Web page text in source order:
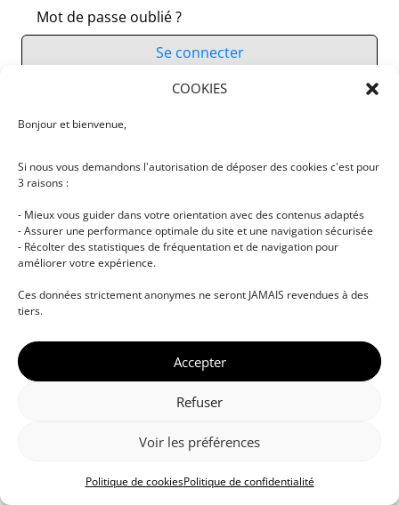
COOKIES
Bonjour et bienvenue,
Si nous vous demandons l'autorisation de déposer des cookies c'est pour
3 raisons :
- Mieux vous guider dans votre orientation avec des contenus adaptés
- Assurer une performance optimale du site et une navigation sécurisée
- Récolter des statistiques de fréquentation et de navigation pour
améliorer votre expérience.
Ces données strictement anonymes ne seront JAMAIS revendues à des
tiers.
Accepter
Refuser
Voir les préférences
Politique de cookiesPolitique de confidentialité
Mot de passe oublié ?
Se connecter
Vous n’avez pas de compte ?
musicale • Certifications professionnelles • Paris •